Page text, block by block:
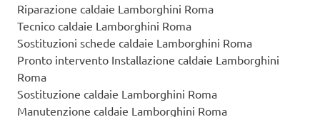
Riparazione caldaie Lamborghini Roma
Tecnico caldaie Lamborghini Roma
Sostituzioni schede caldaie Lamborghini Roma
Pronto intervento Installazione caldaie Lamborghini
Roma
Sostituzione caldaie Lamborghini Roma
Manutenzione caldaie Lamborghini Roma